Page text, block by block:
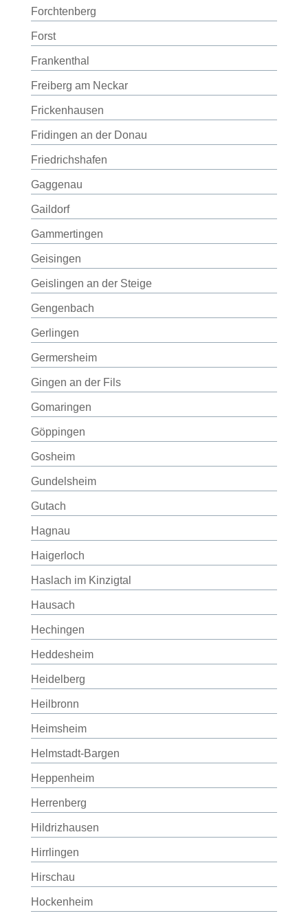
Forchtenberg
Forst
Frankenthal
Freiberg am Neckar
Frickenhausen
Fridingen an der Donau
Friedrichshafen
Gaggenau
Gaildorf
Gammertingen
Geisingen
Geislingen an der Steige
Gengenbach
Gerlingen
Germersheim
Gingen an der Fils
Gomaringen
Göppingen
Gosheim
Gundelsheim
Gutach
Hagnau
Haigerloch
Haslach im Kinzigtal
Hausach
Hechingen
Heddesheim
Heidelberg
Heilbronn
Heimsheim
Helmstadt-Bargen
Heppenheim
Herrenberg
Hildrizhausen
Hirrlingen
Hirschau
Hockenheim